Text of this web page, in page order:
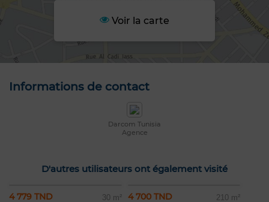
Voir la carte
Informations de contact
Darcom Tunisia
Agence
D'autres utilisateurs ont également visité
4 779 TND 30 m² 4 700 TND 210 m²